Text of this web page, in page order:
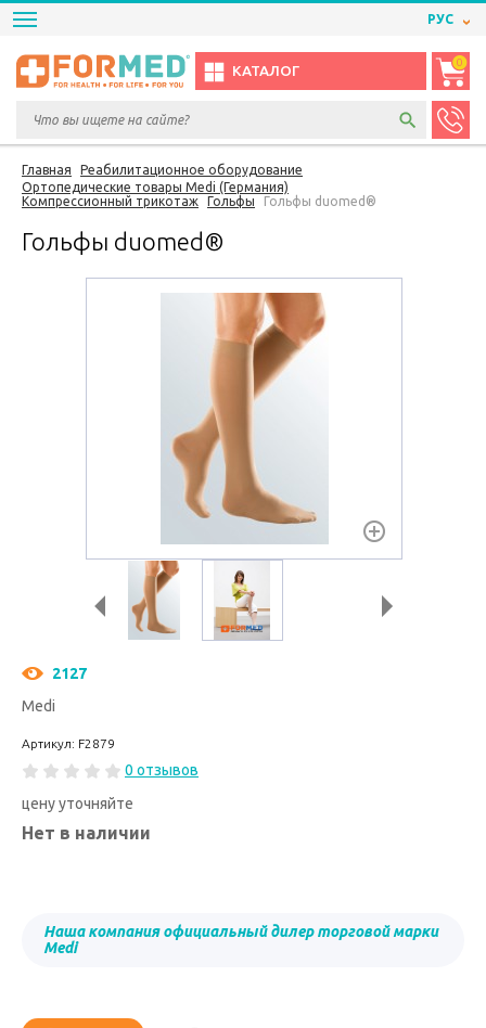
РУС
КАТАЛОГ
0
Главная
Реабилитационное оборудование
Ортопедические товары Medi (Германия)
Компрессионный трикотаж
Гольфы Гольфы duomed®
Гольфы duomed®
2127
Medi
Артикул: F2879
0 отзывов
цену уточняйте
Нет в наличии
Наша компания официальный дилер торговой марки
Medi